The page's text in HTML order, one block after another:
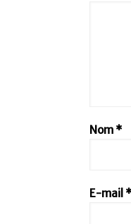
Nom *
E-mail *